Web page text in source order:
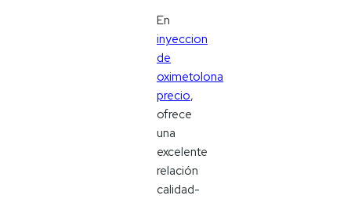
En
inyeccion
de
oximetolona
precio,
ofrece
una
excelente
relación
calidad-